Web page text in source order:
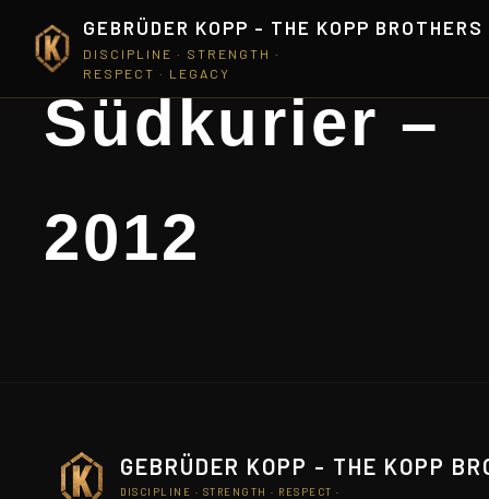
GEBRÜDER KOPP - THE KOPP BROTHERS
DISCIPLINE · STRENGTH ·
RESPECT · LEGACY
Südkurier –
2012
GEBRÜDER KOPP - THE KOPP
DISCIPLINE · STRENGTH · RESPECT ·